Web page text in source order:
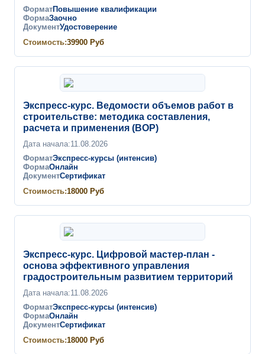
ФорматПовышение квалификации
ФормаЗаочно
ДокументУдостоверение
Стоимость:39900 Руб
Экспресс-курс. Ведомости объемов работ в
строительстве: методика составления,
расчета и применения (ВОР)
Дата начала:11.08.2026
ФорматЭкспресс-курсы (интенсив)
ФормаОнлайн
ДокументСертификат
Стоимость:18000 Руб
Экспресс-курс. Цифровой мастер-план -
основа эффективного управления
градостроительным развитием территорий
Дата начала:11.08.2026
ФорматЭкспресс-курсы (интенсив)
ФормаОнлайн
ДокументСертификат
Стоимость:18000 Руб